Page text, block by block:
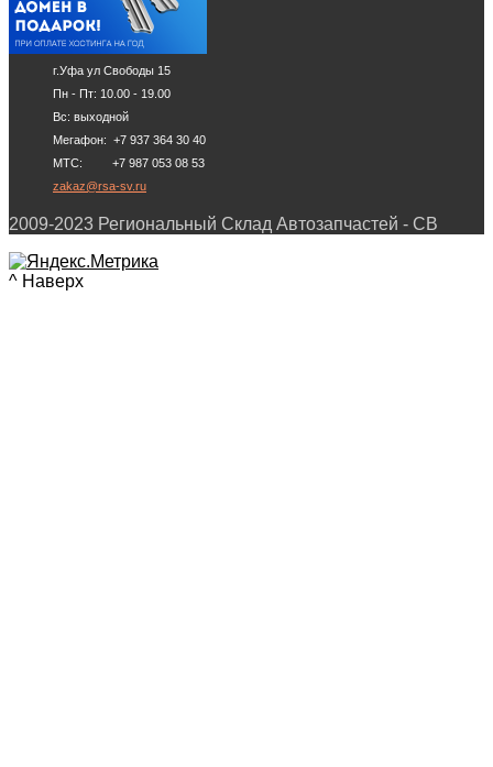
г.Уфа ул Свободы 15
Пн - Пт: 10.00 - 19.00
Вс: выходной
Мегафон: +7 937 364 30 40
МТС: +7 987 053 08 53
zakaz@rsa-sv.ru
2009-2023 Региональный Склад Автозапчастей - СВ
^ Наверх